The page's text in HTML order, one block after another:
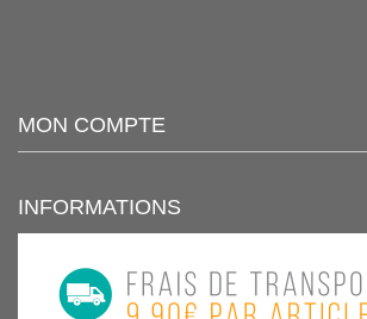
MON COMPTE
INFORMATIONS